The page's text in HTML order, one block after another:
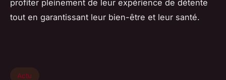
profiter pleinement de leur expérience de détente
tout en garantissant leur bien-être et leur santé.
Actu